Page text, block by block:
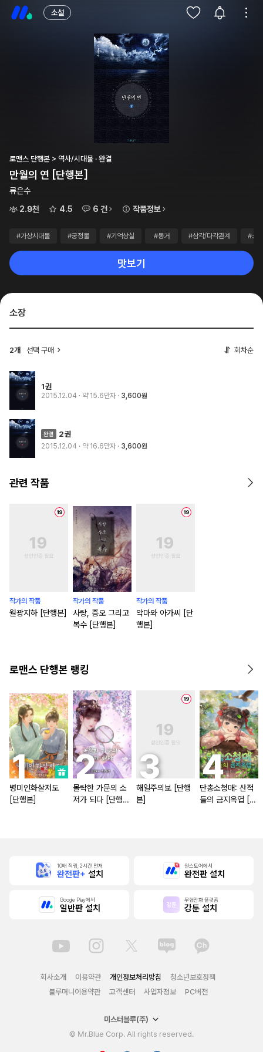
소설
로맨스 단행본 > 역사/시대물 · 완결
만월의 연 [단행본]
류은수
2.9천
4.5 6 건 작품정보
#가상시대물 #궁정물 #기억상실 #동거 #삼각/다각관계 #소
맛보기
소장
2개 선택 구매 회차순
1권
2015.12.04 · 약 15.6만자 3,600원
2권
2015.12.04 · 약 16.6만자 3,600원
관련 작품
작가의 작품
월광지하 [단행본]
작가의 작품
사랑, 증오 그리고
복수 [단행본]
작가의 작품
악마와 아가씨 [단
행본]
로맨스 단행본 랭킹
병미인화살저도
[단행본]
몰락한 가문의 소
저가 되다 [단행
해일주의보 [단행
본]
단총소청매: 산적
들의 금지옥엽 [단
10배 적립, 2시간 먼저
완전판+ 설치
원스토어에서
완전판 설치
Google Play에서
일반판 설치
무협만화 플랫폼
강툰 설치
회사소개 이용약관 개인정보처리방침
청소년보호정책
블루머니이용약관
고객센터 사업자정보 PC버전
미스터블루(주)
© Mr.Blue Corp. All rights reserved.